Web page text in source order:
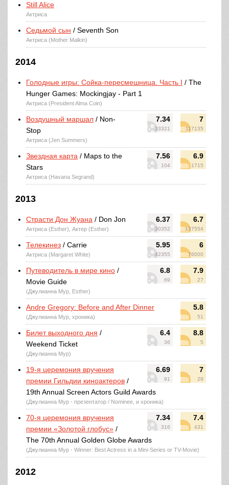
Still Alice
Актриса
Седьмой сын / Seventh Son
Актриса (Mother Malkin)
2014
Голодные игры: Сойка-пересмешница. Часть I / The
Hunger Games: Mockingjay - Part 1
Актриса (President Alma Coin)
7.34
33321
7
117135
Воздушный маршал / Non-
Stop
Актриса (Jen Summers)
7.56
104
6.9
1715
Звездная карта / Maps to the
Stars
Актриса (Havana Segrand)
2013
6.37
30352
6.7
137554
Страсти Дон Жуана / Don Jon
Актриса (Esther), Актер (Esther)
5.95
42355
6
76000
Телекинез / Carrie
Актриса (Margaret White)
6.8
69
7.9
27
Путеводитель в мире кино /
Movie Guide
(Джулианна Мур, Esther)
5.8
51
Andre Gregory: Before and After Dinner
(Джулианна Мур, хроника)
6.4
36
8.8
5
Билет выходного дня /
Weekend Ticket
(Джулианна Мур)
6.69
91
7
29
19-я церемония вручения
премии Гильдии киноактеров /
19th Annual Screen Actors Guild Awards
(Джулианна Мур - презентатор / Nominee, и хроника)
7.34
316
7.4
431
70-я церемония вручения
премии «Золотой глобус» /
The 70th Annual Golden Globe Awards
(Джулианна Мур - Winner: Best Actress in a Mini-Series or TV-Movie)
2012